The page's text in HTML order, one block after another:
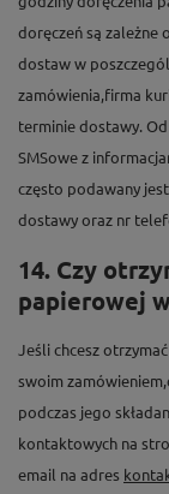
doręczeń są zależne
dostaw w
zamówienia,firma
terminie dostawy.
SMSowe z
często podawany
dostawy oraz nr
14. Czy
papierowej
Jeśli chcesz
swoim
podczas jego
kontaktowych na
email na adres